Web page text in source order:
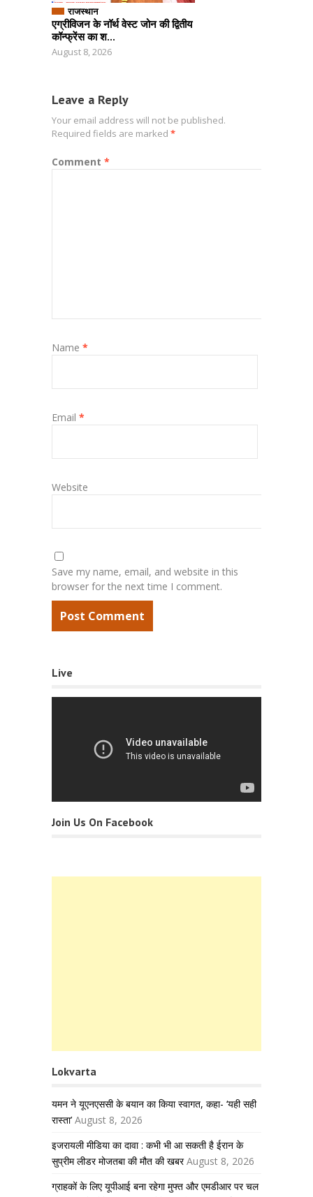
राजस्थान
एग्रीविजन के नॉर्थ वेस्ट जोन की द्वितीय
कॉन्फ्रेंस का श...
August 8, 2026
Leave a Reply
Your email address will not be published.
Required fields are marked *
Comment *
Name *
Email *
Website
Save my name, email, and website in this
browser for the next time I comment.
Live
Join Us On Facebook
Lokvarta
यमन ने यूएनएससी के बयान का किया स्वागत, कहा- ‘यही सही
रास्ता’ August 8, 2026
इजरायली मीडिया का दावा : कभी भी आ सकती है ईरान के
सुप्रीम लीडर मोजतबा की मौत की खबर August 8, 2026
ग्राहकों के लिए यूपीआई बना रहेगा मुफ्त और एमडीआर पर चल